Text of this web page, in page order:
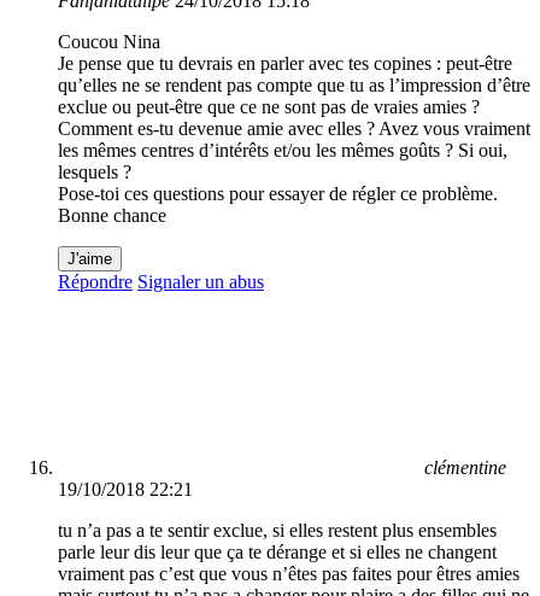
Coucou Nina
Je pense que tu devrais en parler avec tes copines : peut-être
qu’elles ne se rendent pas compte que tu as l’impression d’être
exclue ou peut-être que ce ne sont pas de vraies amies ?
Comment es-tu devenue amie avec elles ? Avez vous vraiment
les mêmes centres d’intérêts et/ou les mêmes goûts ? Si oui,
lesquels ?
Pose-toi ces questions pour essayer de régler ce problème.
Bonne chance
J'aime
Répondre Signaler un abus
clémentine
19/10/2018 22:21
tu n’a pas a te sentir exclue, si elles restent plus ensembles
parle leur dis leur que ça te dérange et si elles ne changent
vraiment pas c’est que vous n’êtes pas faites pour êtres amies